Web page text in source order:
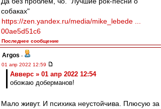
собаках"
https://zen.yandex.ru/media/mike_lebede ...
00ae5d51c6
Последнее сообщение
Argos -
01 апр 2022 12:59
Авверс » 01 апр 2022 12:54
обожаю доберманов!
Мало живут. И психика неустойчива. Плюсую за